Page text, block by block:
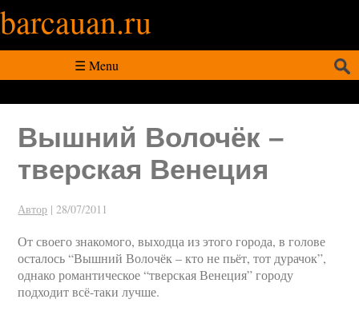
barcauan.ru
☰ Menu
Вышний Волочёк –
тверская Венеция
Автор |28/07/2011
От своего знакомого, выходца из этого города, в голове
осталось “Вышний Волочёк – кто не пьёт, тот дурачок”,
однако романтическое “тверская Венеция” городу
подходит всё-таки лучше.